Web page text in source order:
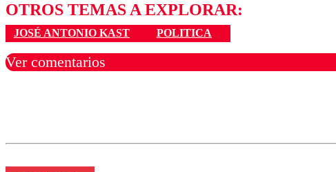
OTROS TEMAS A EXPLORAR:
JOSÉ ANTONIO KAST POLITICA
Ver comentarios